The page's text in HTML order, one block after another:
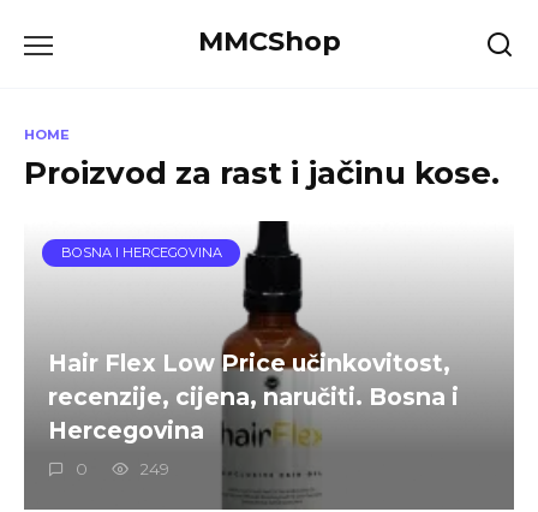
MMCShop
HOME
Proizvod za rast i jačinu kose.
BOSNA I HERCEGOVINA
Hair Flex Low Price učinkovitost,
recenzije, cijena, naručiti. Bosna i
Hercegovina
0 249